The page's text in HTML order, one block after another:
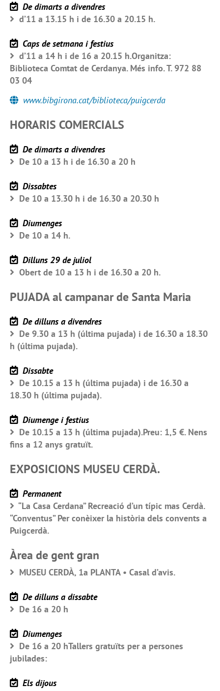
De dimarts a divendres
d’11 a 13.15 h i de 16.30 a 20.15 h.
Caps de setmana i festius
d’11 a 14 h i de 16 a 20.15 h.Organitza:
Biblioteca Comtat de Cerdanya. Més info. T. 972 88
03 04
www.bibgirona.cat/biblioteca/puigcerda
HORARIS COMERCIALS
De dimarts a divendres
De 10 a 13 h i de 16.30 a 20 h
Dissabtes
De 10 a 13.30 h i de 16.30 a 20.30 h
Diumenges
De 10 a 14 h.
Dilluns 29 de juliol
Obert de 10 a 13 h i de 16.30 a 20 h.
PUJADA al campanar de Santa Maria
De dilluns a divendres
De 9.30 a 13 h (última pujada) i de 16.30 a 18.30
h (última pujada).
Dissabte
De 10.15 a 13 h (última pujada) i de 16.30 a
18.30 h (última pujada).
Diumenge i festius
De 10.15 a 13 h (última pujada).Preu: 1,5 €. Nens
fins a 12 anys gratuït.
EXPOSICIONS MUSEU CERDÀ.
Permanent
“La Casa Cerdana” Recreació d’un típic mas Cerdà.
“Conventus” Per conèixer la història dels convents a
Puigcerdà.
Àrea de gent gran
MUSEU CERDÀ, 1a PLANTA • Casal d’avis.
De dilluns a dissabte
De 16 a 20 h
Diumenges
De 16 a 20 hTallers gratuïts per a persones
jubilades:
Els dijous